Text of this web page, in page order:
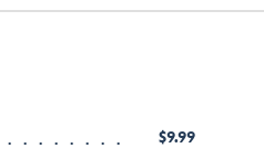
$9.99